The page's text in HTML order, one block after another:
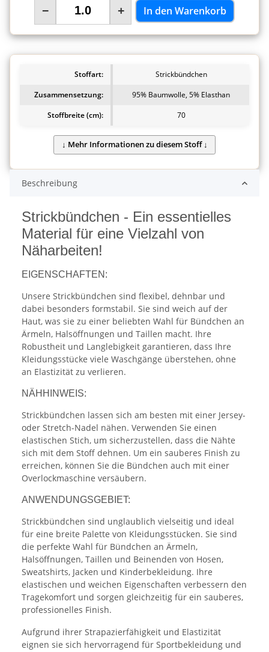
− + In den Warenkorb
Stoffart:
Strickbündchen
Zusammensetzung:
95% Baumwolle, 5% Elasthan
Stoffbreite (cm):
70
Beschreibung
Strickbündchen - Ein essentielles
Material für eine Vielzahl von
Näharbeiten!
EIGENSCHAFTEN:
Unsere Strickbündchen sind flexibel, dehnbar und
dabei besonders formstabil. Sie sind weich auf der
Haut, was sie zu einer beliebten Wahl für Bündchen an
Ärmeln, Halsöffnungen und Taillen macht. Ihre
Robustheit und Langlebigkeit garantieren, dass Ihre
Kleidungsstücke viele Waschgänge überstehen, ohne
an Elastizität zu verlieren.
NÄHHINWEIS:
Strickbündchen lassen sich am besten mit einer Jersey-
oder Stretch-Nadel nähen. Verwenden Sie einen
elastischen Stich, um sicherzustellen, dass die Nähte
sich mit dem Stoff dehnen. Um ein sauberes Finish zu
erreichen, können Sie die Bündchen auch mit einer
Overlockmaschine versäubern.
ANWENDUNGSGEBIET:
Strickbündchen sind unglaublich vielseitig und ideal
für eine breite Palette von Kleidungsstücken. Sie sind
die perfekte Wahl für Bündchen an Ärmeln,
Halsöffnungen, Taillen und Beinenden von Hosen,
Sweatshirts, Jacken und Kinderbekleidung. Ihre
elastischen und weichen Eigenschaften verbessern den
Tragekomfort und sorgen gleichzeitig für ein sauberes,
professionelles Finish.
Aufgrund ihrer Strapazierfähigkeit und Elastizität
eignen sie sich hervorragend für Sportbekleidung und